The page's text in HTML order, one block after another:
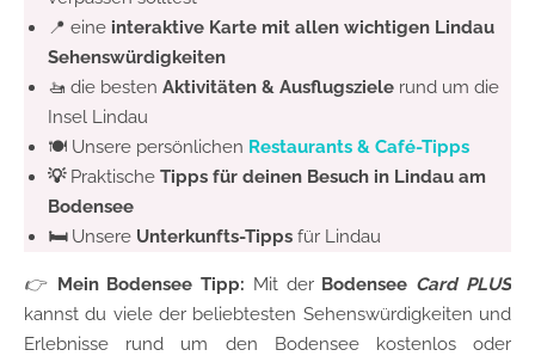
📍 eine interaktive Karte mit allen wichtigen Lindau
Sehenswürdigkeiten
🚤 die besten Aktivitäten & Ausflugsziele rund um die
Insel Lindau
🍽️ Unsere persönlichen Restaurants & Café-Tipps
💡Praktische Tipps für deinen Besuch in Lindau am
Bodensee
🛏️Unsere Unterkunfts-Tipps für Lindau
👉 Mein Bodensee Tipp: Mit der Bodensee Card PLUS
kannst du viele der beliebtesten Sehenswürdigkeiten und
Erlebnisse rund um den Bodensee kostenlos oder